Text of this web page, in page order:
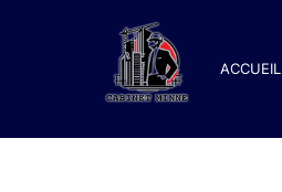
ACCUEIL